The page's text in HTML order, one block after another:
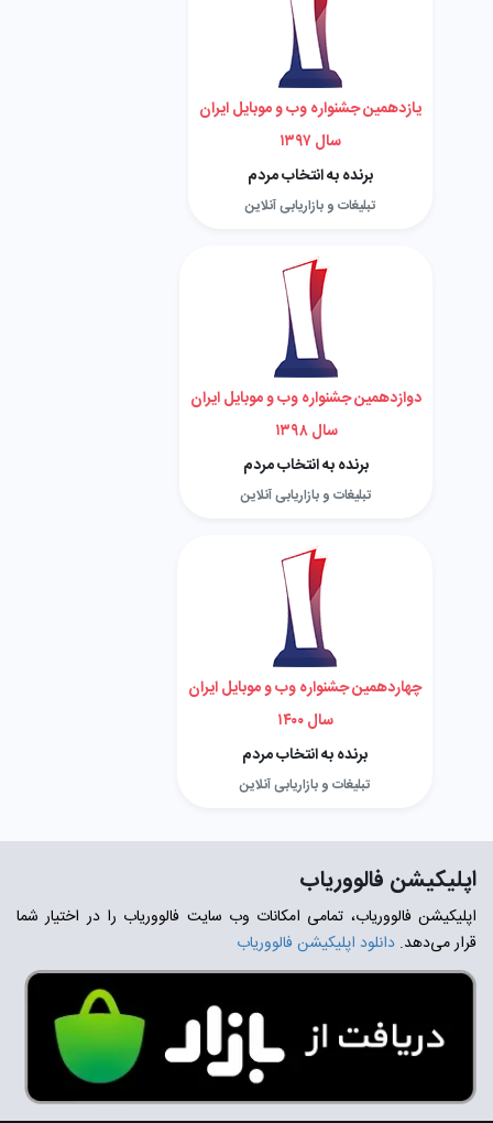
یازدهمین جشنواره وب و موبایل ایران
سال ۱۳۹۷
برنده به انتخاب مردم
تبلیغات و بازاریابی آنلاین
دوازدهمین جشنواره وب و موبایل ایران
سال ۱۳۹۸
برنده به انتخاب مردم
تبلیغات و بازاریابی آنلاین
چهاردهمین جشنواره وب و موبایل ایران
سال ۱۴۰۰
برنده به انتخاب مردم
تبلیغات و بازاریابی آنلاین
اپلیکیشن فالووریاب
اپلیکیشن فالووریاب، تمامی امکانات وب سایت فالووریاب را در اختیار شما
قرار می‌دهد. دانلود اپلیکیشن فالووریاب